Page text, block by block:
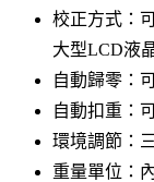
校正方式：
大型LCD液
自動歸零：
自動扣重：
環境調節：
重量單位：